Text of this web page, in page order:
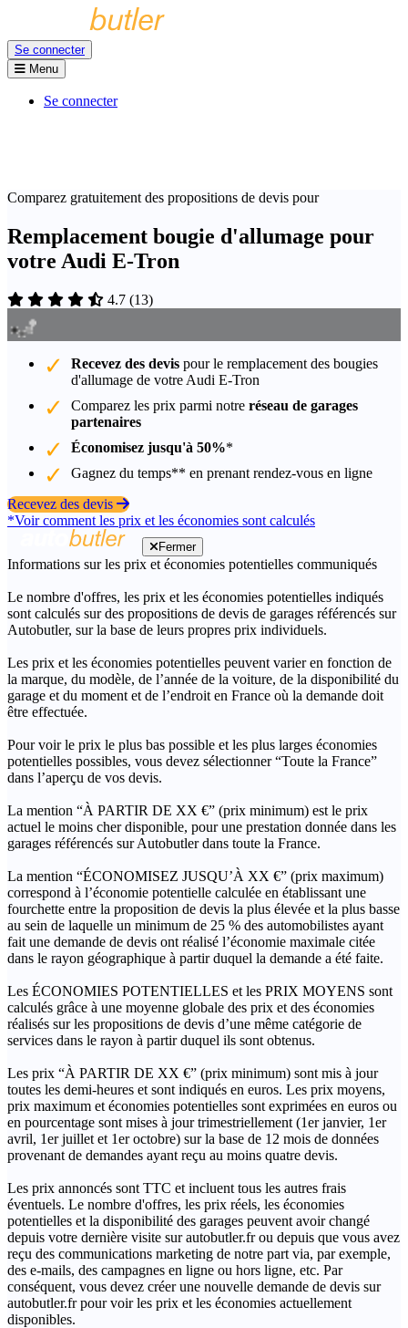
Se connecter
Menu
Se connecter
Comparez gratuitement des propositions de devis pour
Remplacement bougie d'allumage pour
votre Audi E-Tron
4.7 (13)
Recevez des devis pour le remplacement des bougies
d'allumage de votre Audi E-Tron
Comparez les prix parmi notre réseau de garages
partenaires
Économisez jusqu'à 50%*
Gagnez du temps** en prenant rendez-vous en ligne
Recevez des devis
*Voir comment les prix et les économies sont calculés
Fermer
Informations sur les prix et économies potentielles communiqués
Le nombre d'offres, les prix et les économies potentielles indiqués
sont calculés sur des propositions de devis de garages référencés sur
Autobutler, sur la base de leurs propres prix individuels.
Les prix et les économies potentielles peuvent varier en fonction de
la marque, du modèle, de l’année de la voiture, de la disponibilité du
garage et du moment et de l’endroit en France où la demande doit
être effectuée.
Pour voir le prix le plus bas possible et les plus larges économies
potentielles possibles, vous devez sélectionner “Toute la France”
dans l’aperçu de vos devis.
La mention “À PARTIR DE XX €” (prix minimum) est le prix
actuel le moins cher disponible, pour une prestation donnée dans les
garages référencés sur Autobutler dans toute la France.
La mention “ÉCONOMISEZ JUSQU’À XX €” (prix maximum)
correspond à l’économie potentielle calculée en établissant une
fourchette entre la proposition de devis la plus élevée et la plus basse
au sein de laquelle un minimum de 25 % des automobilistes ayant
fait une demande de devis ont réalisé l’économie maximale citée
dans le rayon géographique à partir duquel la demande a été faite.
Les ÉCONOMIES POTENTIELLES et les PRIX MOYENS sont
calculés grâce à une moyenne globale des prix et des économies
réalisés sur les propositions de devis d’une même catégorie de
services dans le rayon à partir duquel ils sont obtenus.
Les prix “À PARTIR DE XX €” (prix minimum) sont mis à jour
toutes les demi-heures et sont indiqués en euros. Les prix moyens,
prix maximum et économies potentielles sont exprimées en euros ou
en pourcentage sont mises à jour trimestriellement (1er janvier, 1er
avril, 1er juillet et 1er octobre) sur la base de 12 mois de données
provenant de demandes ayant reçu au moins quatre devis.
Les prix annoncés sont TTC et incluent tous les autres frais
éventuels. Le nombre d'offres, les prix réels, les économies
potentielles et la disponibilité des garages peuvent avoir changé
depuis votre dernière visite sur autobutler.fr ou depuis que vous avez
reçu des communications marketing de notre part via, par exemple,
des e-mails, des campagnes en ligne ou hors ligne, etc. Par
conséquent, vous devez créer une nouvelle demande de devis sur
autobutler.fr pour voir les prix et les économies actuellement
disponibles.